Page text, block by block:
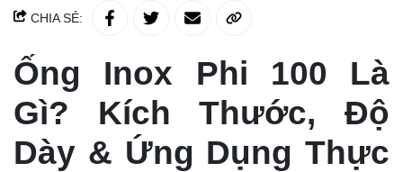
CHIA SẺ:
Ống Inox Phi 100 Là
Gì? Kích Thước, Độ
Dày & Ứng Dụng Thực